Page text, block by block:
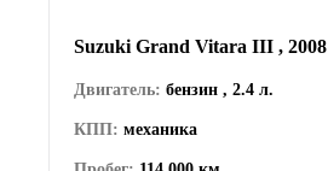
Suzuki Grand Vitara III , 2008
Двигатель: бензин , 2.4 л.
КПП: механика